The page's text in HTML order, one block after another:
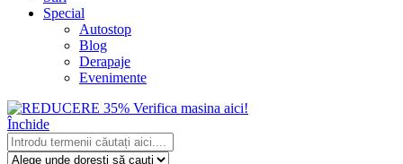
Special
Autostop
Blog
Derapaje
Evenimente
Închide